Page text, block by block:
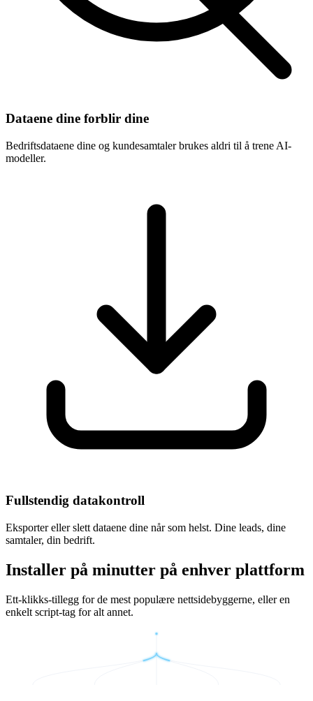
Dataene dine forblir dine
Bedriftsdataene dine og kundesamtaler brukes aldri til å trene AI-
modeller.
Fullstendig datakontroll
Eksporter eller slett dataene dine når som helst. Dine leads, dine
samtaler, din bedrift.
Installer på minutter på enhver plattform
Ett-klikks-tillegg for de mest populære nettsidebyggerne, eller en
enkelt script-tag for alt annet.